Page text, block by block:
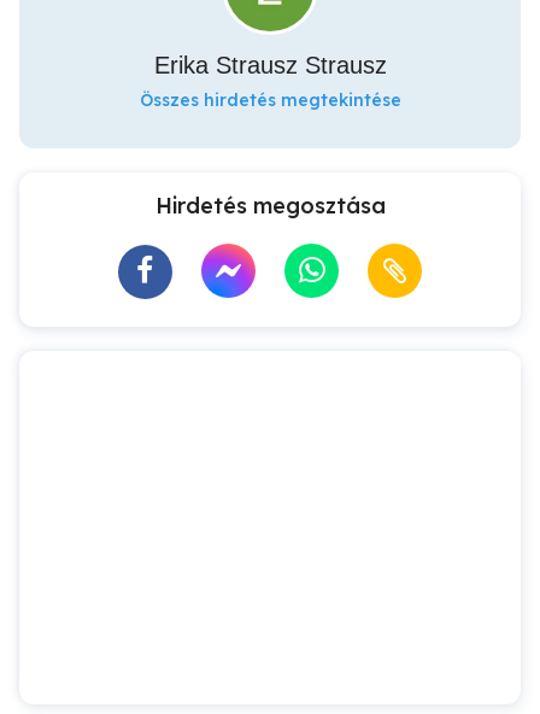
Erika Strausz Strausz
Összes hirdetés megtekintése
Hirdetés megosztása